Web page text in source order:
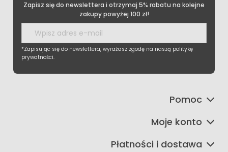
Zapisz się do newslettera i otrzymaj 5% rabatu na kolejne
zakupy powyżej 100 zł!
*Zapisując się do newslettera, wyrażasz zgodę na naszą politykę
prywatności.
Pomoc
Moje konto
Płatności i dostawa